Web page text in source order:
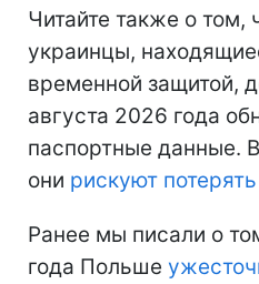
Читайте также о том,
украинцы,
временной защитой,
августа 2026 года
паспортные данные.
они рискуют потерять
Ранее мы писали о
года Польше